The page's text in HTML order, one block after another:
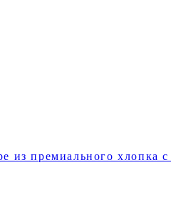
из премиального хлопка с